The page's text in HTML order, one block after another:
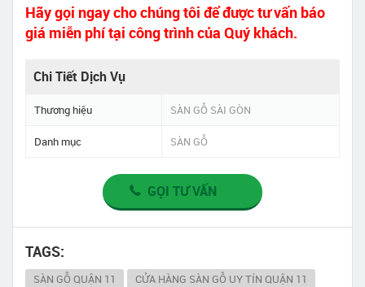
Hãy gọi ngay cho chúng tôi để được tư vấn báo
giá miễn phí tại công trình của Quý khách.
Chi Tiết Dịch Vụ
Thương hiệu SÀN GỖ SÀI GÒN
Danh mục SÀN GỖ
GỌI TƯ VẤN
TAGS:
SÀN GỖ QUẬN 11
CỬA HÀNG SÀN GỖ UY TÍN QUẬN 11